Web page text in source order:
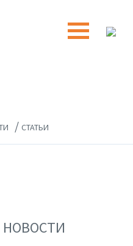
/ СТАТЬИ
НОВОСТИ